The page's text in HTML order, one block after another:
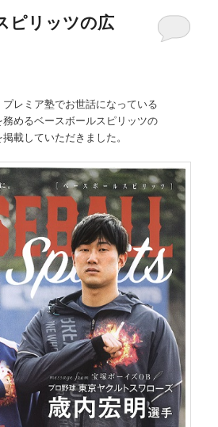
ピリッツの広
レミア塾でお世話になっている
めるベースボールスピリッツの
載していただきました。